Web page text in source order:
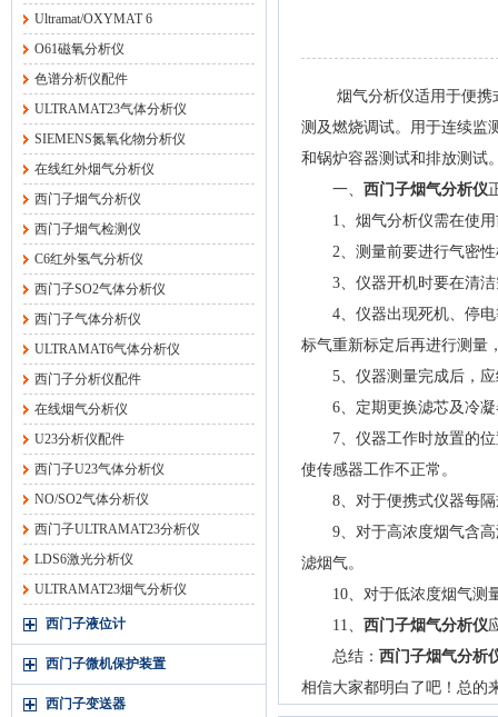
Ultramat/OXYMAT 6
O61磁氧分析仪
色谱分析仪配件
ULTRAMAT23气体分析仪
SIEMENS氮氧化物分析仪
在线红外烟气分析仪
西门子烟气分析仪
西门子烟气检测仪
C6红外氢气分析仪
西门子SO2气体分析仪
西门子气体分析仪
ULTRAMAT6气体分析仪
西门子分析仪配件
在线烟气分析仪
U23分析仪配件
西门子U23气体分析仪
NO/SO2气体分析仪
西门子ULTRAMAT23分析仪
LDS6激光分析仪
ULTRAMAT23烟气分析仪
西门子液位计
西门子微机保护装置
西门子变送器
烟气分析仪适用于便携式
测及燃烧调试。用于连续监
和锅炉容器测试和排放测试
一、 西门子烟气分析仪
1、烟气分析仪需在使用
2、测量前要进行气密性
3、仪器开机时要在清洁
4、仪器出现死机、停电
标气重新标定后再进行测量
5、仪器测量完成后，应
6、定期更换滤芯及冷凝
7、仪器工作时放置的位
使传感器工作不正常。
8、对于便携式仪器每隔
9、对于高浓度烟气含高
滤烟气。
10、对于低浓度烟气测量
11、 西门子烟气分析仪
总结： 西门子烟气分析
相信大家都明白了吧！总的